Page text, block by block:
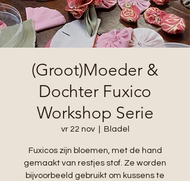
(Groot)Moeder &
Dochter Fuxico
Workshop Serie
vr 22 nov
  |
Bladel
Fuxicos zijn bloemen, met de hand
gemaakt van restjes stof. Ze worden
bijvoorbeeld gebruikt om kussens te